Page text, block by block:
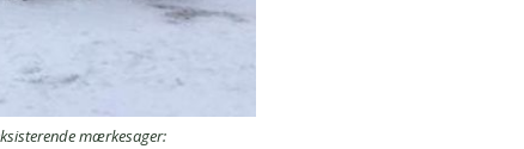
mærkesager: